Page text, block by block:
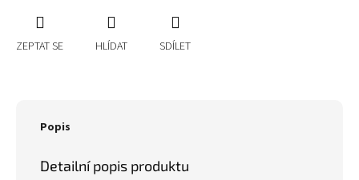
ZEPTAT SE HLÍDAT SDÍLET
Popis
Detailní popis produktu